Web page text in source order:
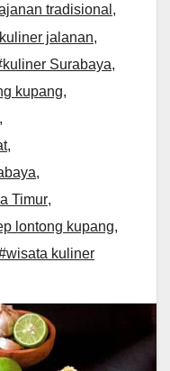
tradisional ,
jalanan,
Surabaya,
kupang,
,
,
,
Timur,
lontong kupang,
kuliner